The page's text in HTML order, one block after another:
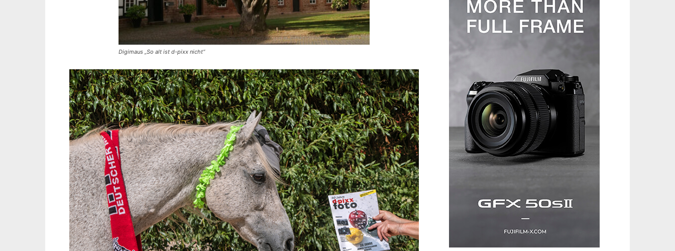
Digimaus „So alt ist d-pixx nicht“